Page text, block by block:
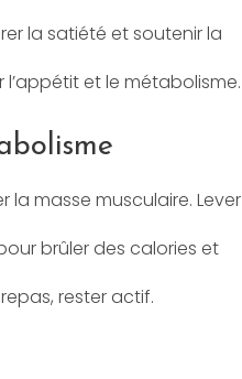
la satiété et soutenir la
et le métabolisme.
la masse musculaire. Lever
brûler des calories et
rester actif.